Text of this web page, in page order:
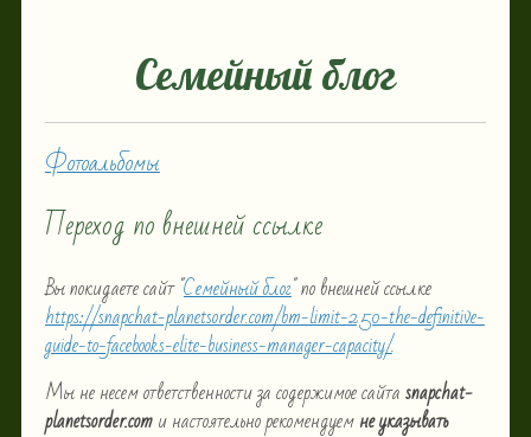
Семейный блог
Фотоальбомы
Переход по внешней ссылке
Вы покидаете сайт "Семейный блог" по внешней ссылке
https://snapchat-planetsorder.com/bm-limit-250-the-definitive-
guide-to-facebooks-elite-business-manager-capacity/.
Мы не несем ответственности за содержимое сайтаsnapchat-
planetsorder.comи настоятельно рекомендуемне указывать